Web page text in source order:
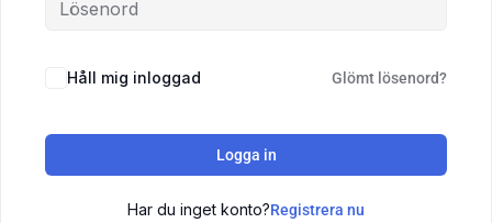
Håll mig inloggad Glömt lösenord?
Logga in
Har du inget konto?Registrera nu